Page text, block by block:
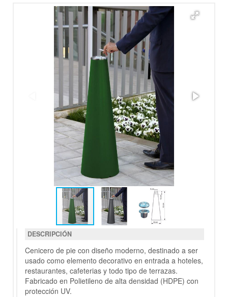
DESCRIPCIÓN
Cenicero de pie con diseño moderno, destinado a ser
usado como elemento decorativo en entrada a hoteles,
restaurantes, cafeterias y todo tipo de terrazas.
Fabricado en Polietileno de alta densidad (HDPE) con
protección UV.